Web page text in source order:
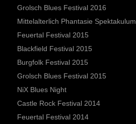
Grolsch Blues Festival 2016
Mittelalterlich Phantasie Spektakulum
Feuertal Festival 2015
Blackfield Festival 2015
Burgfolk Festival 2015
Grolsch Blues Festival 2015
NiX Blues Night
Castle Rock Festival 2014
Feuertal Festival 2014